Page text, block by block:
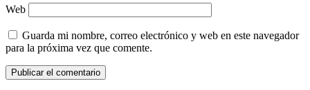
Web
Guarda mi nombre, correo electrónico y web en este navegador
para la próxima vez que comente.